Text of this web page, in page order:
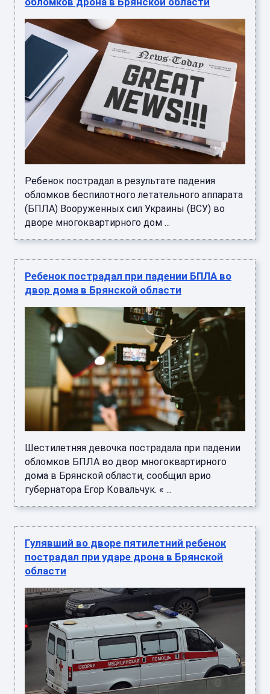
Ребенок пострадал в результате падения
обломков беспилотного летательного аппарата
(БПЛА) Вооруженных сил Украины (ВСУ) во
дворе многоквартирного дом ...
Ребенок пострадал при падении БПЛА во
двор дома в Брянской области
Шестилетняя девочка пострадала при падении
обломков БПЛА во двор многоквартирного
дома в Брянской области, сообщил врио
губернатора Егор Ковальчук. « ...
Гулявший во дворе пятилетний ребенок
пострадал при ударе дрона в Брянской
области